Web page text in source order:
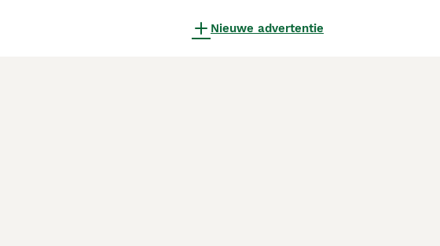
Nieuwe advertentie